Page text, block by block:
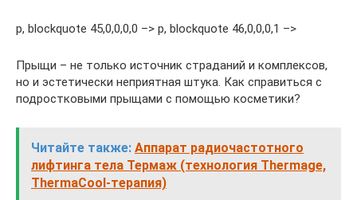
p, blockquote 45,0,0,0,0 –> p, blockquote 46,0,0,0,1 –>
Прыщи – не только источник страданий и комплексов,
но и эстетически неприятная штука. Как справиться с
подростковыми прыщами с помощью косметики?
Читайте также: Аппарат радиочастотного
лифтинга тела Термаж (технология Thermage,
ThermaCool-терапия)